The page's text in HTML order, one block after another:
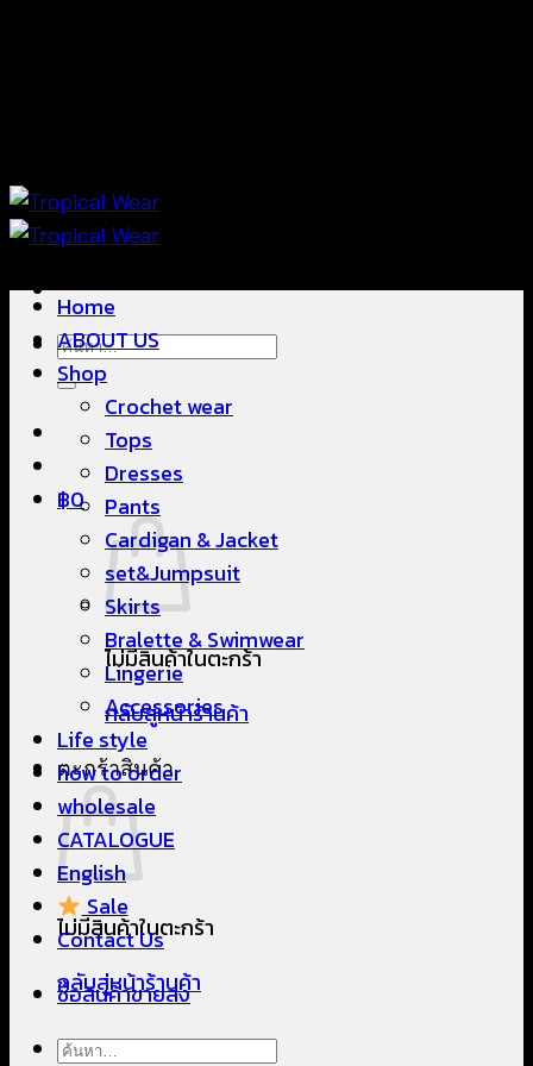
ค้นหา:
฿0
ไม่มีสินค้าในตะกร้า
กลับสู่หน้าร้านค้า
ตะกร้าสินค้า
ไม่มีสินค้าในตะกร้า
กลับสู่หน้าร้านค้า
Home
ABOUT US
Shop
Crochet wear
Tops
Dresses
Pants
Cardigan & Jacket
set&Jumpsuit
Skirts
Bralette & Swimwear
Lingerie
Accessories
Life style
how to order
wholesale
CATALOGUE
English
Sale
Contact Us
ซื้อสินค้าขายส่ง
ค้นหา: